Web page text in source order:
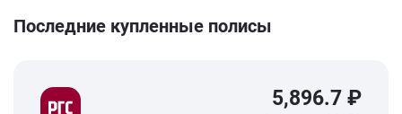
Последние купленные полисы
5,896.7 ₽